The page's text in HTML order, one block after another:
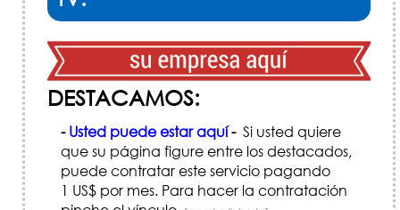
DESTACAMOS:
- Usted puede estar aquí-Si usted quiere
que su página figure entre los destacados,
puede contratar este servicio pagando
1 US$ por mes. Para hacer la contratación